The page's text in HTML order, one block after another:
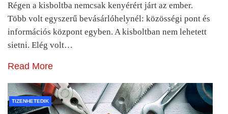
Régen a kisboltba nemcsak kenyérért járt az ember.
Több volt egyszerű bevásárlóhelynél: közösségi pont és
információs központ egyben. A kisboltban nem lehetett
sietni. Elég volt…
Read More
TIZENHETEDIK